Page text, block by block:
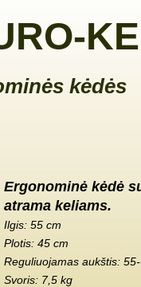
kėdės
Ergonominė kėdė
atrama keliams.
Ilgis: 55 cm
Plotis: 45 cm
Reguliuojamas aukštis:
Svoris: 7,5 kg